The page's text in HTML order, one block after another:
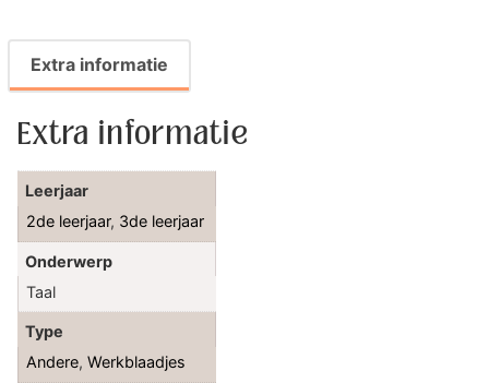
Extra informatie
Extra informatie
Leerjaar
2de leerjaar, 3de leerjaar
Onderwerp
Taal
Type
Andere,Werkblaadjes